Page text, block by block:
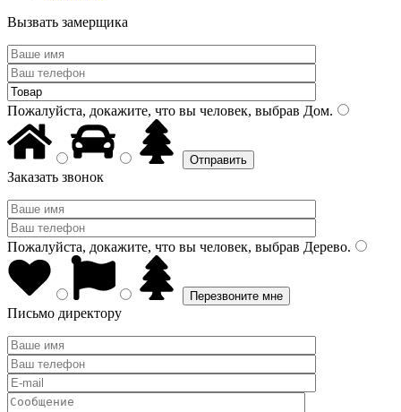
Вызвать замерщика
Пожалуйста, докажите, что вы человек, выбрав Дом.
Заказать звонок
Пожалуйста, докажите, что вы человек, выбрав Дерево.
Письмо директору